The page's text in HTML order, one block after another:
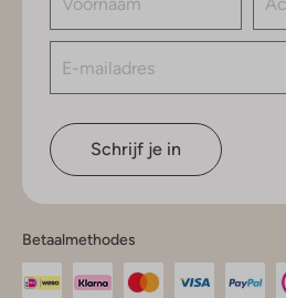
Schrijf je in
Betaalmethodes